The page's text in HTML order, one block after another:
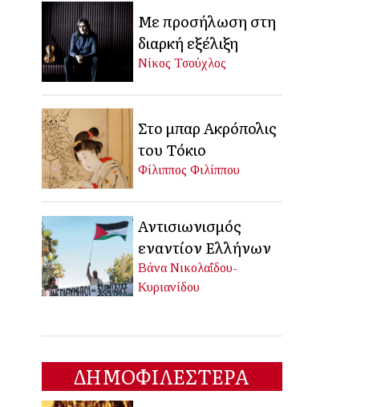
Με προσήλωση στη
διαρκή εξέλιξη
Νίκος Τσούχλος
Στο μπαρ Ακρόπολις
του Τόκιο
Φίλιππος Φιλίππου
Αντισιωνισμός
εναντίον Ελλήνων
Βάνα Νικολαΐδου-
Κυριανίδου
ΔΗΜΟΦΙΛΕΣΤΕΡΑ